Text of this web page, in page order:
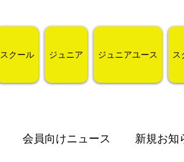
スクール ジュニア ジュニアユース ス
会員向けニュース 新規お知